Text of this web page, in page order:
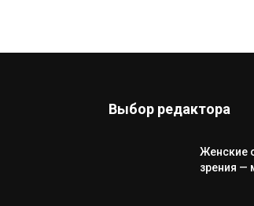
Выбор редактора
Женские
зрения —